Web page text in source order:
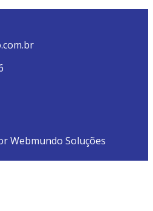
Webmundo Soluções